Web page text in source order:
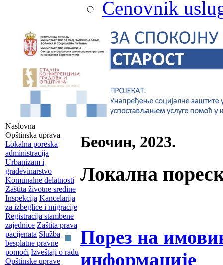
Cenovnik
Naslovna
Opštinska uprava
Lokalna poreska
administracija
Urbanizam i
građevinarstvo
Komunalne delatnosti
Zaštita životne sredine
Inspekcija Kancelarija
za izbeglice i migracije
Registracija stambene
zajednice Zaštita prava
pacijenata Služba
besplatne pravne
pomoći Izveštaji o radu
Opštinske uprave
Беочин, 2023.
Локална
Порез на
информације